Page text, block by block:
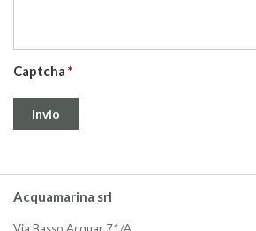
Captcha
Acquamarina srl